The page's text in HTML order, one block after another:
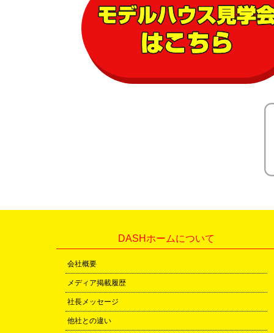
DASHホームについて
会社概要
メディア掲載履歴
社長メッセージ
他社との違い